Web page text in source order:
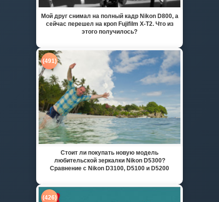
Мой друг снимал на полный кадр Nikon D800, а
сейчас перешел на кроп Fujifilm X-T2. Что из
этого получилось?
(491)
Стоит ли покупать новую модель
любительской зеркалки Nikon D5300?
Сравнение с Nikon D3100, D5100 и D5200
(426)